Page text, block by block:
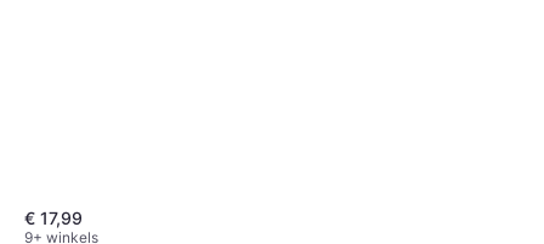
€ 17,99
9+ winkels